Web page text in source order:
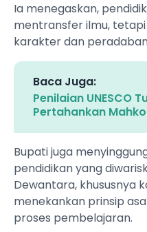
Ia menegaskan,
mentransfer ilmu,
karakter dan
Baca Juga:
Penilaian UNESCO
Pertahankan
Bupati juga
pendidikan yang
Dewantara, khususnya
menekankan prinsip
proses pembelajaran.